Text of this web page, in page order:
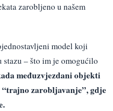
zarobljeno u našem
model koji
– što im je omogućilo
međuzvjezdani objekti
zarobljavanje”, gdje